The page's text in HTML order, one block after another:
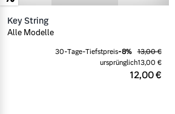
Key String
Alle Modelle
12,00 €
30-Tage-Tiefstpreis-8%
13,00 €
ursprünglich13,00 €